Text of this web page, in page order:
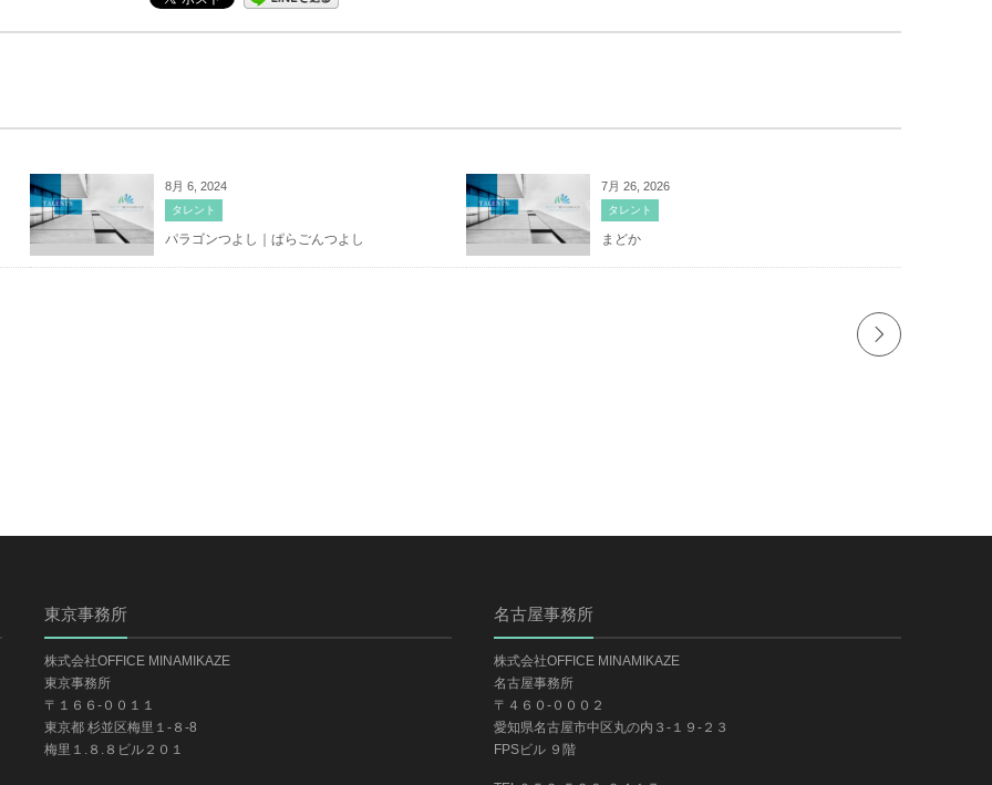
8月 6, 2024
タレント
パラゴンつよし｜ぱらごんつよし
7月 26, 2026
タレント
まどか
東京事務所
株式会社OFFICE MINAMIKAZE
東京事務所
〒１６６-００１１
東京都 杉並区梅里１-８-8
梅里１.８.８ビル２０１
名古屋事務所
株式会社OFFICE MINAMIKAZE
名古屋事務所
〒４６０-０００２
愛知県名古屋市中区丸の内３-１９-２３
FPSビル ９階